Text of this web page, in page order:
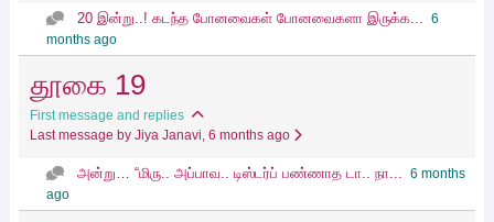
20 இன்று..! கடந்த போனவைகள் போனவைகளா இருக்க... 6
months ago
தூகை 19
First message and replies
Last message by Jiya Janavi, 6 months ago
அன்று… “மிரு.. அப்பாவ.. டிஸ்டர்ப் பண்ணாத டா.. நா... 6 months
ago